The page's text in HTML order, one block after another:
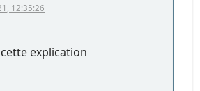
12:35:26
explication